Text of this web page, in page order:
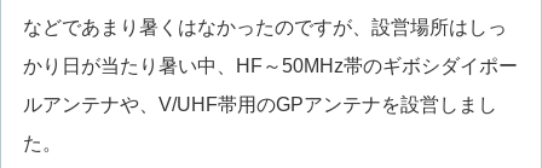
などであまり暑くはなかったのですが、設営場所はしっ
かり日が当たり暑い中、HF～50MHz帯のギボシダイポー
ルアンテナや、V/UHF帯用のGPアンテナを設営しまし
た。